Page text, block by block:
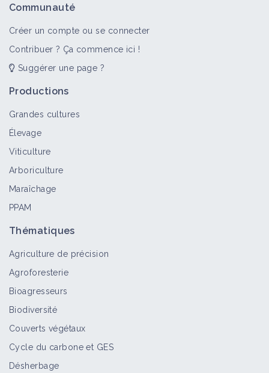
Structure
Augmenter la biodiversité d'un
Communauté
Créer un compte ou se connecter
Contribuer ? Ça commence ici !
Suggérer une page ?
Productions
Grandes cultures
Élevage
Viticulture
Arboriculture
Maraîchage
PPAM
Thématiques
Agriculture de précision
Agroforesterie
Bioagresseurs
Biodiversité
Couverts végétaux
Cycle du carbone et GES
Désherbage